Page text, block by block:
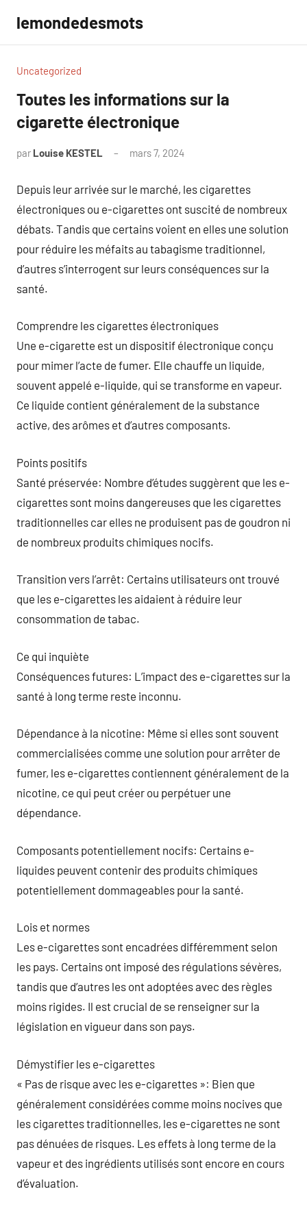
contenu
lemondedesmots
Uncategorized
Toutes les informations sur la
cigarette électronique
par Louise KESTEL mars 7, 2024
Depuis leur arrivée sur le marché, les cigarettes
électroniques ou e-cigarettes ont suscité de nombreux
débats. Tandis que certains voient en elles une solution
pour réduire les méfaits au tabagisme traditionnel,
d’autres s’interrogent sur leurs conséquences sur la
santé.
Comprendre les cigarettes électroniques
Une e-cigarette est un dispositif électronique conçu
pour mimer l’acte de fumer. Elle chauffe un liquide,
souvent appelé e-liquide, qui se transforme en vapeur.
Ce liquide contient généralement de la substance
active, des arômes et d’autres composants.
Points positifs
Santé préservée: Nombre d’études suggèrent que les e-
cigarettes sont moins dangereuses que les cigarettes
traditionnelles car elles ne produisent pas de goudron ni
de nombreux produits chimiques nocifs.
Transition vers l’arrêt: Certains utilisateurs ont trouvé
que les e-cigarettes les aidaient à réduire leur
consommation de tabac.
Ce qui inquiète
Conséquences futures: L’impact des e-cigarettes sur la
santé à long terme reste inconnu.
Dépendance à la nicotine: Même si elles sont souvent
commercialisées comme une solution pour arrêter de
fumer, les e-cigarettes contiennent généralement de la
nicotine, ce qui peut créer ou perpétuer une
dépendance.
Composants potentiellement nocifs: Certains e-
liquides peuvent contenir des produits chimiques
potentiellement dommageables pour la santé.
Lois et normes
Les e-cigarettes sont encadrées différemment selon
les pays. Certains ont imposé des régulations sévères,
tandis que d’autres les ont adoptées avec des règles
moins rigides. Il est crucial de se renseigner sur la
législation en vigueur dans son pays.
Démystifier les e-cigarettes
« Pas de risque avec les e-cigarettes »: Bien que
généralement considérées comme moins nocives que
les cigarettes traditionnelles, les e-cigarettes ne sont
pas dénuées de risques. Les effets à long terme de la
vapeur et des ingrédients utilisés sont encore en cours
d’évaluation.